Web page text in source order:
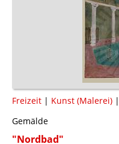
Freizeit | Kunst (Malerei) |
Gemälde
"Nordbad"